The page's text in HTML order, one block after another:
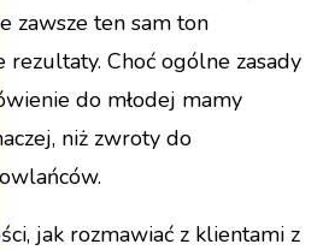
zawsze ten sam ton
rezultaty. Choć ogólne zasady
do młodej mamy
niż zwroty do
jak rozmawiać z klientami z